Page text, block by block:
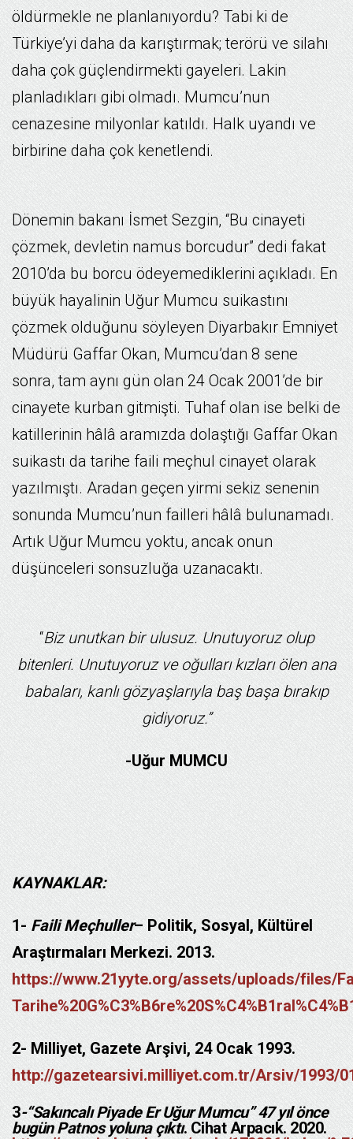
öldürmekle ne planlanıyordu? Tabi ki de
Türkiye’yi daha da karıştırmak; terörü ve silahı
daha çok güçlendirmekti gayeleri. Lakin
planladıkları gibi olmadı. Mumcu’nun
cenazesine milyonlar katıldı. Halk uyandı ve
birbirine daha çok kenetlendi.
Dönemin bakanı İsmet Sezgin, “Bu cinayeti
çözmek, devletin namus borcudur” dedi fakat
2010’da bu borcu ödeyemediklerini açıkladı. En
büyük hayalinin Uğur Mumcu suikastını
çözmek olduğunu söyleyen Diyarbakır Emniyet
Müdürü Gaffar Okan, Mumcu’dan 8 sene
sonra, tam aynı gün olan 24 Ocak 2001’de bir
cinayete kurban gitmişti. Tuhaf olan ise belki de
katillerinin hâlâ aramızda dolaştığı Gaffar Okan
suikastı da tarihe faili meçhul cinayet olarak
yazılmıştı. Aradan geçen yirmi sekiz senenin
sonunda Mumcu’nun failleri hâlâ bulunamadı.
Artık Uğur Mumcu yoktu, ancak onun
düşünceleri sonsuzluğa uzanacaktı.
“Biz unutkan bir ulusuz. Unutuyoruz olup
bitenleri. Unutuyoruz ve oğulları kızları ölen ana
babaları, kanlı gözyaşlarıyla baş başa bırakıp
gidiyoruz.”
-Uğur MUMCU
KAYNAKLAR:
1- Faili Meçhuller– Politik, Sosyal, Kültürel
Araştırmaları Merkezi. 2013.
https://www.21yyte.org/assets/uploads/files/
2- Milliyet, Gazete Arşivi, 24 Ocak 1993.
http://gazetearsivi.milliyet.com.tr/Arsiv/1993/
3-“Sakıncalı Piyade Er Uğur Mumcu” 47 yıl önce
bugün Patnos yoluna çıktı. Cihat Arpacık. 2020.